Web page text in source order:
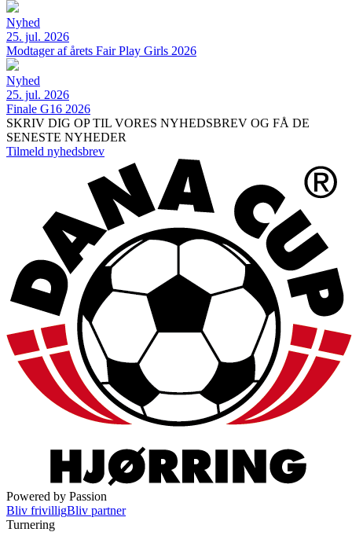
Nyhed
25. jul. 2026
Modtager af årets Fair Play Girls 2026
Nyhed
25. jul. 2026
Finale G16 2026
SKRIV DIG OP TIL VORES NYHEDSBREV OG FÅ DE
SENESTE NYHEDER
Tilmeld nyhedsbrev
Powered by Passion
Bliv frivilligBliv partner
Turnering